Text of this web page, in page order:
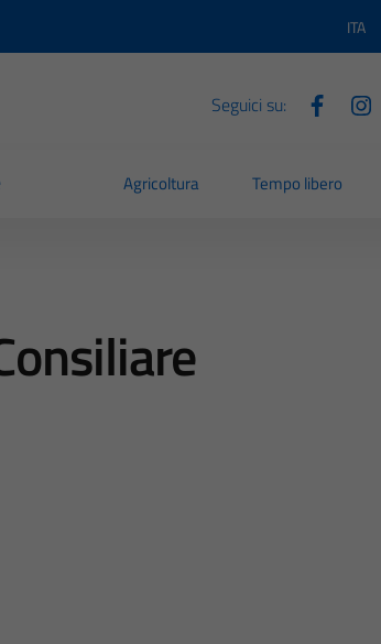
ITA
Seguici su:
Agricoltura Tempo libero